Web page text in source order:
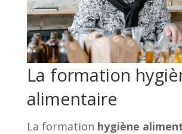
La formation
alimentaire
La formation hygiène